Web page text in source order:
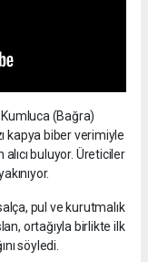
(Bağra)
kapya biber verimiyle
buluyor. Üreticiler
pul ve kurutmalık
ortağıyla birlikte ilk
söyledi.